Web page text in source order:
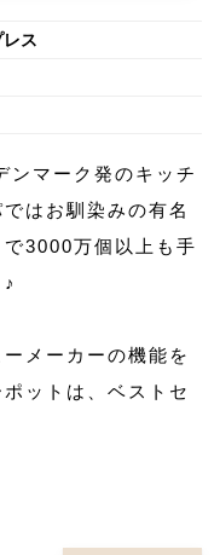
ス
ンマーク発のキッチ
はお馴染みの有名
3000万個以上も手
メーカーの機能を
ットは、ベストセ